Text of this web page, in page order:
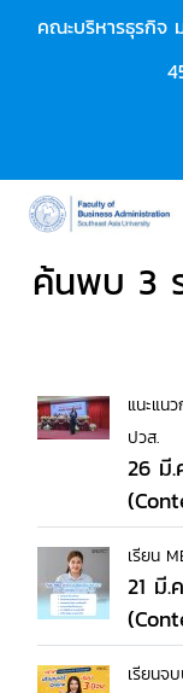
คณะบริหารธุรกิจ
ค้นพบ 3
แนะแน
ปวส.
26 มี.
เรียน
21 มี.
เรียนจ